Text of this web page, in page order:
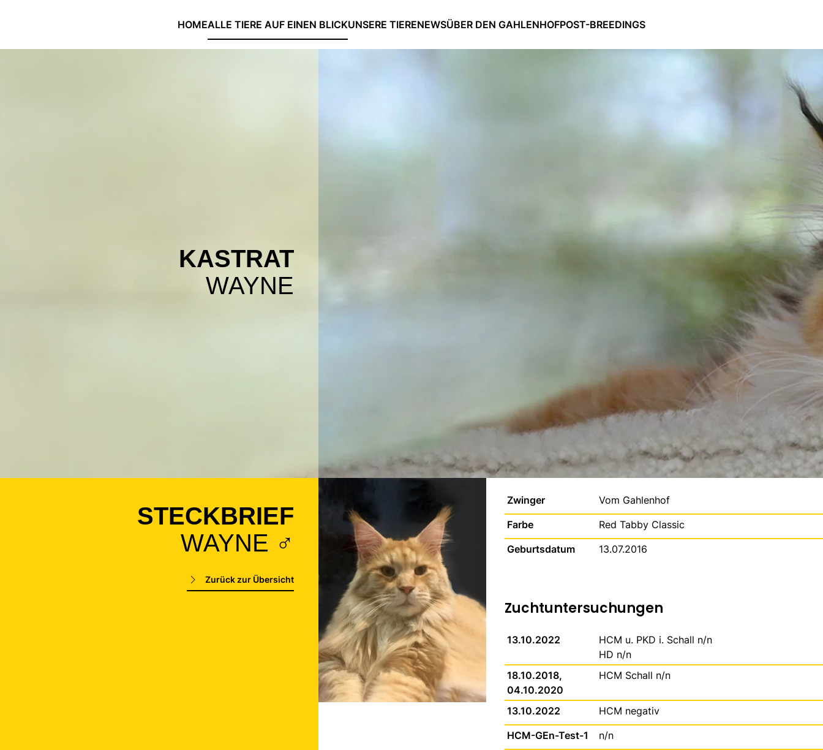
HOMEALLE TIERE AUF EINEN BLICKUNSERE TIERENEWSÜBER DEN GAHLENHOFPOST-BREEDINGS
KASTRAT
WAYNE
STECKBRIEF
WAYNE ♂
Zurück zur Übersicht
Zwinger
Vom Gahlenhof
Farbe
Red Tabby Classic
Geburtsdatum
13.07.2016
Zuchtuntersuchungen
13.10.2022
HCM u. PKD i. Schall n/n
HD n/n
18.10.2018,
04.10.2020
HCM Schall n/n
13.10.2022
HCM negativ
HCM-GEn-Test-1
n/n